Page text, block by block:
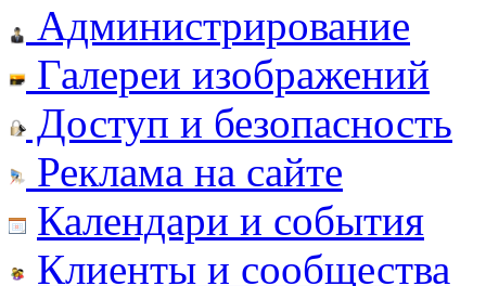
Администрирование
Галереи изображений
Доступ и безопасность
Реклама на сайте
Календари и события
Клиенты и сообщества